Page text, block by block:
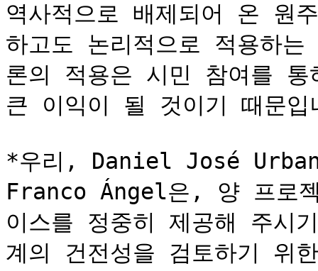
역사적으로 배제되어 온 원
하고도 논리적으로 적용하
론의 적용은 시민 참여를
큰 이익이 될 것이기 때문
*우리, Daniel José
Franco Ángel은, 양 프로
이스를 정중히 제공해 주시
계의 건전성을 검토하기 위